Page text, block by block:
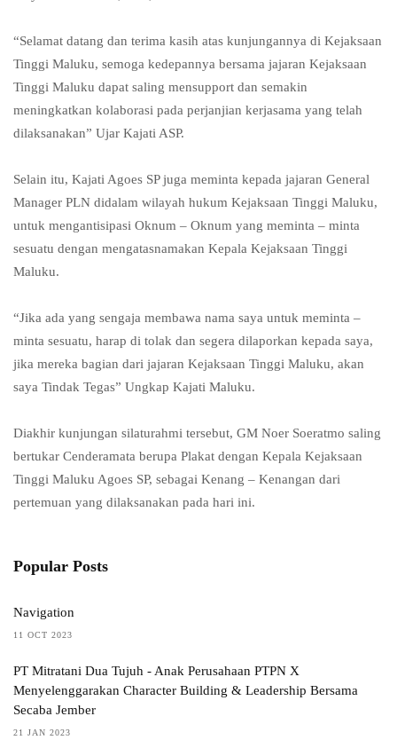
“Selamat datang dan terima kasih atas kunjungannya di Kejaksaan
Tinggi Maluku, semoga kedepannya bersama jajaran Kejaksaan
Tinggi Maluku dapat saling mensupport dan semakin
meningkatkan kolaborasi pada perjanjian kerjasama yang telah
dilaksanakan” Ujar Kajati ASP.
Selain itu, Kajati Agoes SP juga meminta kepada jajaran General
Manager PLN didalam wilayah hukum Kejaksaan Tinggi Maluku,
untuk mengantisipasi Oknum – Oknum yang meminta – minta
sesuatu dengan mengatasnamakan Kepala Kejaksaan Tinggi
Maluku.
“Jika ada yang sengaja membawa nama saya untuk meminta –
minta sesuatu, harap di tolak dan segera dilaporkan kepada saya,
jika mereka bagian dari jajaran Kejaksaan Tinggi Maluku, akan
saya Tindak Tegas” Ungkap Kajati Maluku.
Diakhir kunjungan silaturahmi tersebut, GM Noer Soeratmo saling
bertukar Cenderamata berupa Plakat dengan Kepala Kejaksaan
Tinggi Maluku Agoes SP, sebagai Kenang – Kenangan dari
pertemuan yang dilaksanakan pada hari ini.
Popular Posts
Navigation
11 OCT 2023
PT Mitratani Dua Tujuh - Anak Perusahaan PTPN X
Menyelenggarakan Character Building & Leadership Bersama
Secaba Jember
21 JAN 2023